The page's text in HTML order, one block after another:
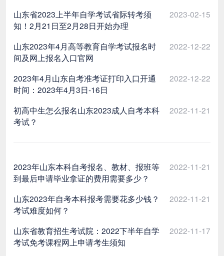
山东省2023上半年自学考试省际转考须
知！2月21日至2月28日开始办理
2023-02-15
山东2023年4月高等教育自学考试报名时
间及网上报名入口官网
2022-12-22
2023年4月山东自考准考证打印入口开通
时间：2023年4月3日-16日
2022-12-22
初高中生怎么报名山东2023成人自考本科
考试？
2022-11-21
2023年山东本科自考报名、教材、报班等
到最后申请毕业拿证的费用需要多少？
2022-11-21
山东2023年自考本科报考需要花多少钱？
考试难度如何？
2022-11-21
山东省教育招生考试院：2022下半年自学
考试免考课程网上申请考生须知
2022-11-17